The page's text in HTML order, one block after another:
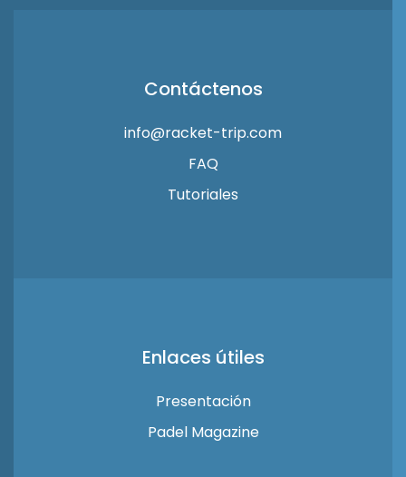
Contáctenos
info@racket-trip.com
FAQ
Tutoriales
Enlaces útiles
Presentación
Padel Magazine